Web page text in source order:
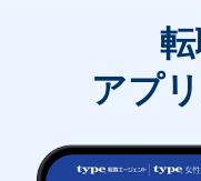
アプリ